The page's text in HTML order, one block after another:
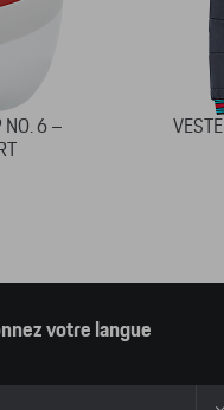
NO. 6 –
votre langue